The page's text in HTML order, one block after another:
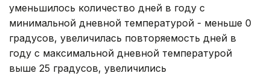
уменьшилось количество дней в году с
минимальной дневной температурой - меньше 0
градусов, увеличилась повторяемость дней в
году с максимальной дневной температурой
выше 25 градусов, увеличились